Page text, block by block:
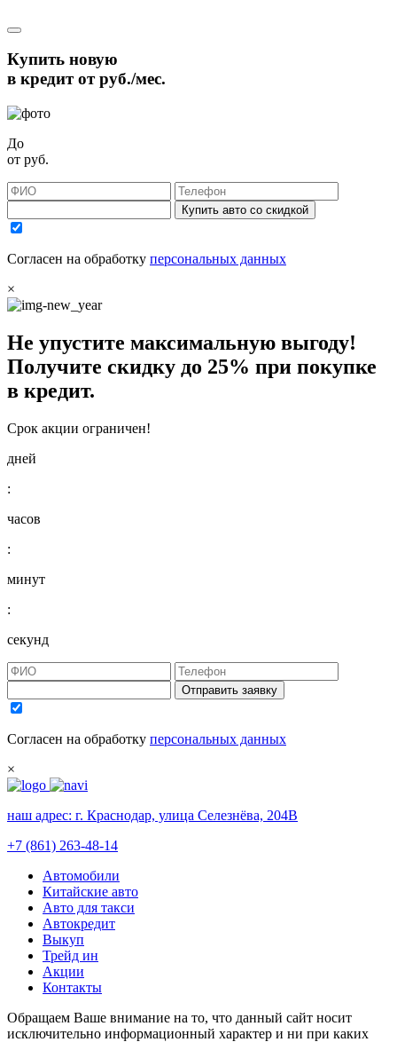
Купить новую
в кредит отруб./мес.
До
от руб.
Купить авто со скидкой
Согласен на обработку персональных данных
×
Не упустите максимальную выгоду!
Получите скидку до 25% при покупке
в кредит.
Срок акции ограничен!
дней
:
часов
:
минут
:
секунд
Отправить заявку
Согласен на обработку персональных данных
×
наш адрес: г. Краснодар, улица Селезнёва, 204В
+7 (861) 263-48-14
Автомобили
Китайские авто
Авто для такси
Автокредит
Выкуп
Трейд ин
Акции
Контакты
Обращаем Ваше внимание на то, что данный сайт носит
исключительно информационный характер и ни при каких